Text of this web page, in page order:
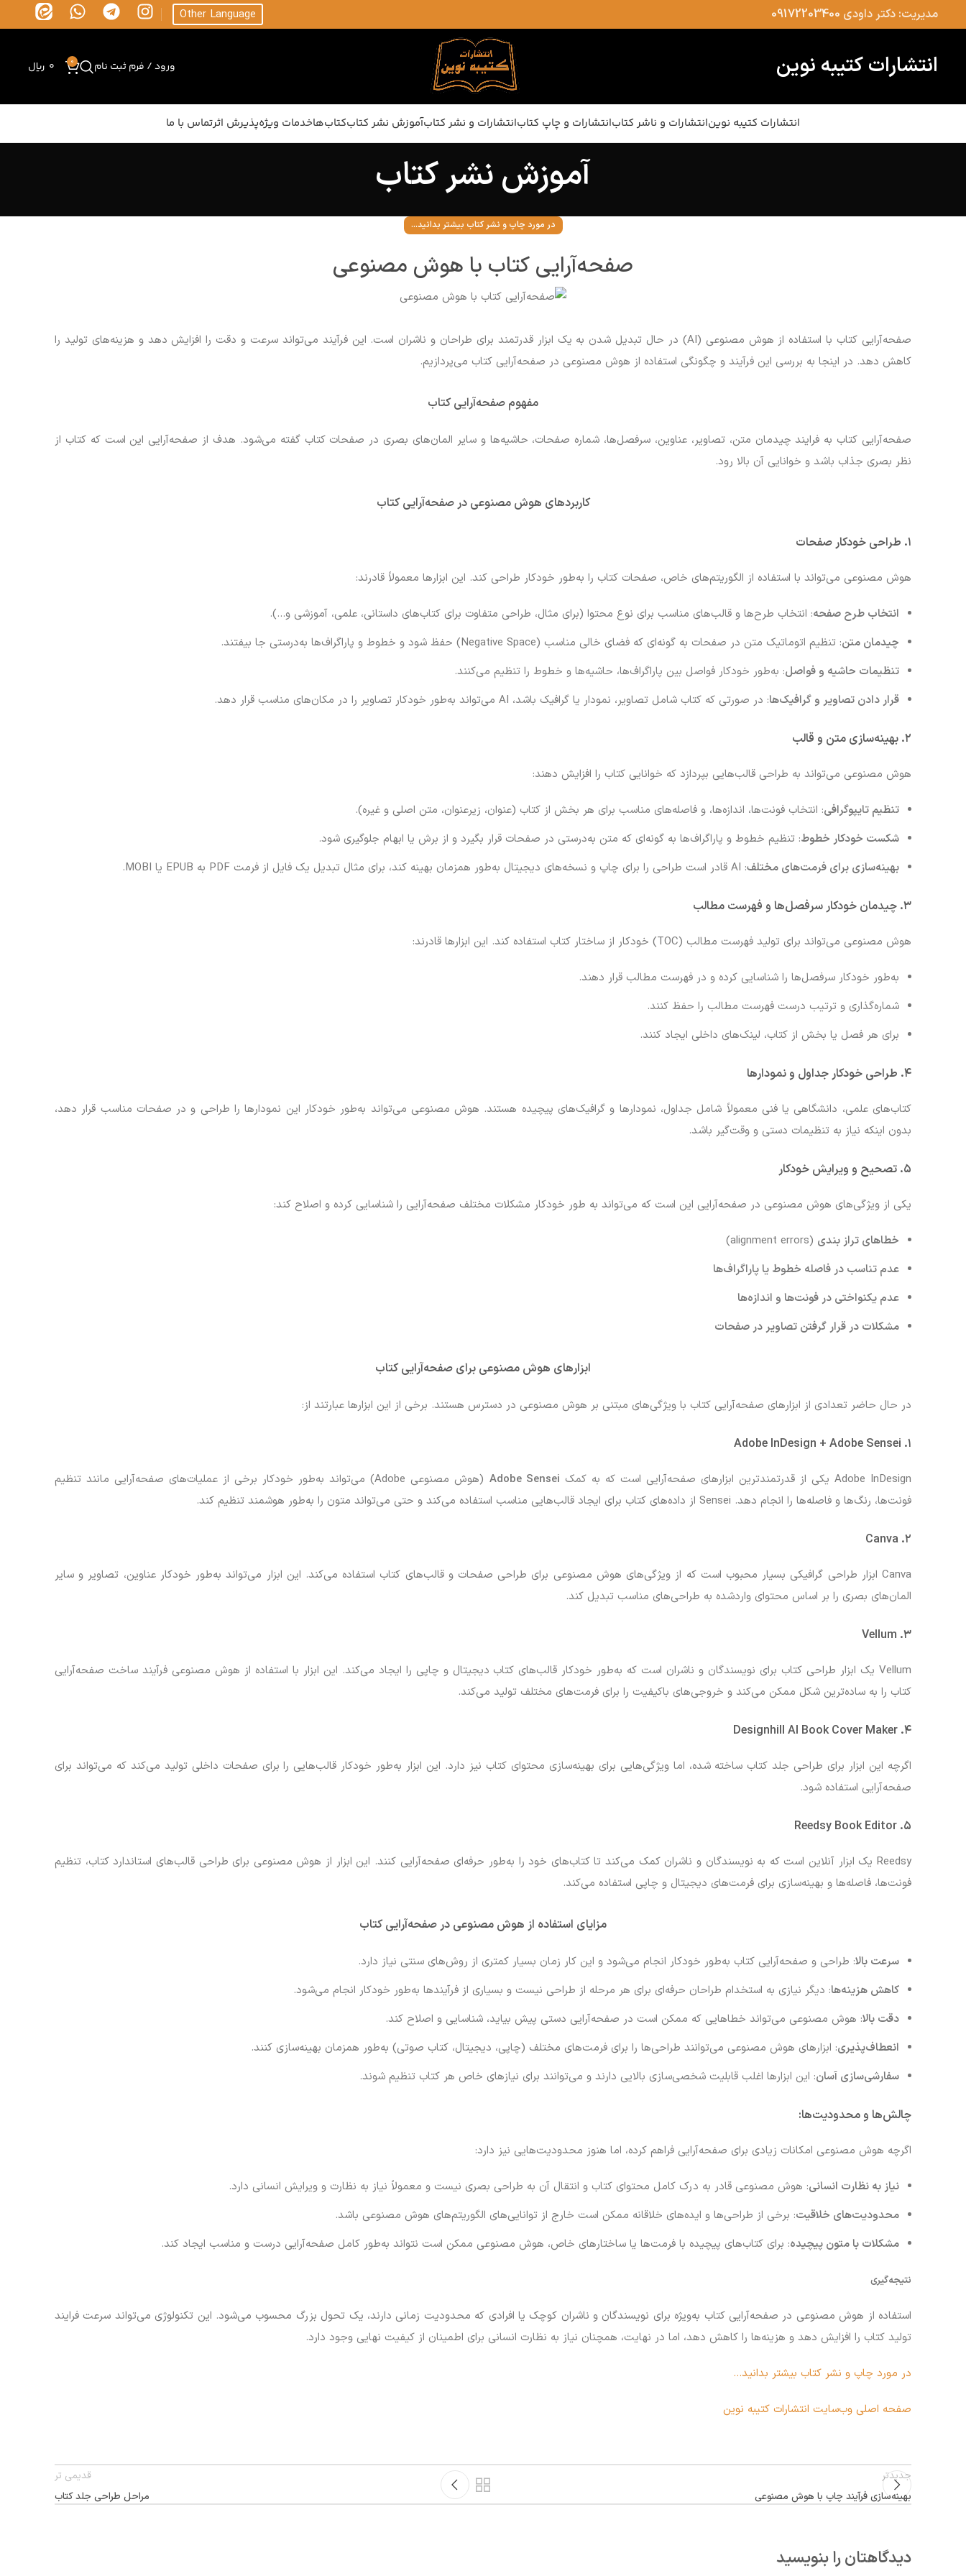
مدیریت: دکتر داودی 09172203400
Other Language
انتشارات کتیبه نوین ورود / فرم ثبت نام 0 ریال 0
انتشارات کتیبه نوینانتشارات و ناشر کتابانتشارات و چاپ کتابانتشارات و نشر کتابآموزش نشر کتابکتاب‌هاخدمات ویژهپذیرش اثرتماس با ما
آموزش نشر کتاب
در مورد چاپ و نشر کتاب بیشتر بدانید...
صفحه‌آرایی کتاب با هوش مصنوعی
صفحه‌آرایی کتاب با استفاده از هوش مصنوعی (AI) در حال تبدیل شدن به یک ابزار قدرتمند برای طراحان و ناشران است. این فرآیند می‌تواند سرعت و دقت را افزایش دهد و هزینه‌های تولید را
کاهش دهد. در اینجا به بررسی این فرآیند و چگونگی استفاده از هوش مصنوعی در صفحه‌آرایی کتاب می‌پردازیم.
مفهوم صفحه‌آرایی کتاب
صفحه‌آرایی کتاب به فرایند چیدمان متن، تصاویر، عناوین، سرفصل‌ها، شماره صفحات، حاشیه‌ها و سایر المان‌های بصری در صفحات کتاب گفته می‌شود. هدف از صفحه‌آرایی این است که کتاب از
نظر بصری جذاب باشد و خوانایی آن بالا رود.
کاربردهای هوش مصنوعی در صفحه‌آرایی کتاب
۱. طراحی خودکار صفحات
هوش مصنوعی می‌تواند با استفاده از الگوریتم‌های خاص، صفحات کتاب را به‌طور خودکار طراحی کند. این ابزارها معمولاً قادرند:
انتخاب طرح صفحه: انتخاب طرح‌ها و قالب‌های مناسب برای نوع محتوا (برای مثال، طراحی متفاوت برای کتاب‌های داستانی، علمی، آموزشی و…).
چیدمان متن: تنظیم اتوماتیک متن در صفحات به گونه‌ای که فضای خالی مناسب (Negative Space) حفظ شود و خطوط و پاراگراف‌ها به‌درستی جا بیفتند.
تنظیمات حاشیه و فواصل: به‌طور خودکار فواصل بین پاراگراف‌ها، حاشیه‌ها و خطوط را تنظیم می‌کنند.
قرار دادن تصاویر و گرافیک‌ها: در صورتی که کتاب شامل تصاویر، نمودار یا گرافیک باشد، AI می‌تواند به‌طور خودکار تصاویر را در مکان‌های مناسب قرار دهد.
۲. بهینه‌سازی متن و قالب
هوش مصنوعی می‌تواند به طراحی قالب‌هایی بپردازد که خوانایی کتاب را افزایش دهند:
تنظیم تایپوگرافی: انتخاب فونت‌ها، اندازه‌ها، و فاصله‌های مناسب برای هر بخش از کتاب (عنوان، زیرعنوان، متن اصلی و غیره).
شکست خودکار خطوط: تنظیم خطوط و پاراگراف‌ها به گونه‌ای که متن به‌درستی در صفحات قرار بگیرد و از برش یا ابهام جلوگیری شود.
بهینه‌سازی برای فرمت‌های مختلف: AI قادر است طراحی را برای چاپ و نسخه‌های دیجیتال به‌طور همزمان بهینه کند، برای مثال تبدیل یک فایل از فرمت PDF به EPUB یا MOBI.
۳. چیدمان خودکار سرفصل‌ها و فهرست مطالب
هوش مصنوعی می‌تواند برای تولید فهرست مطالب (TOC) خودکار از ساختار کتاب استفاده کند. این ابزارها قادرند:
به‌طور خودکار سرفصل‌ها را شناسایی کرده و در فهرست مطالب قرار دهند.
شماره‌گذاری و ترتیب درست فهرست مطالب را حفظ کنند.
برای هر فصل یا بخش از کتاب، لینک‌های داخلی ایجاد کنند.
۴. طراحی خودکار جداول و نمودارها
کتاب‌های علمی، دانشگاهی یا فنی معمولاً شامل جداول، نمودارها و گرافیک‌های پیچیده هستند. هوش مصنوعی می‌تواند به‌طور خودکار این نمودارها را طراحی و در صفحات مناسب قرار دهد،
بدون اینکه نیاز به تنظیمات دستی و وقت‌گیر باشد.
۵. تصحیح و ویرایش خودکار
یکی از ویژگی‌های هوش مصنوعی در صفحه‌آرایی این است که می‌تواند به طور خودکار مشکلات مختلف صفحه‌آرایی را شناسایی کرده و اصلاح کند:
خطاهای تراز بندی (alignment errors)
عدم تناسب در فاصله خطوط یا پاراگراف‌ها
عدم یکنواختی در فونت‌ها و اندازه‌ها
مشکلات در قرار گرفتن تصاویر در صفحات
ابزارهای هوش مصنوعی برای صفحه‌آرایی کتاب
در حال حاضر تعدادی از ابزارهای صفحه‌آرایی کتاب با ویژگی‌های مبتنی بر هوش مصنوعی در دسترس هستند. برخی از این ابزارها عبارتند از:
۱. Adobe InDesign + Adobe Sensei
Adobe InDesign یکی از قدرتمندترین ابزارهای صفحه‌آرایی است که به کمک Adobe Sensei
(هوش مصنوعی Adobe) می‌تواند به‌طور خودکار برخی از عملیات‌های صفحه‌آرایی مانند تنظیم
فونت‌ها، رنگ‌ها و فاصله‌ها را انجام دهد. Sensei از داده‌های کتاب برای ایجاد قالب‌هایی مناسب استفاده می‌کند و حتی می‌تواند متون را به‌طور هوشمند تنظیم کند.
۲. Canva
Canva ابزار طراحی گرافیکی بسیار محبوب است که از ویژگی‌های هوش مصنوعی برای طراحی صفحات و قالب‌های کتاب استفاده می‌کند. این ابزار می‌تواند به‌طور خودکار عناوین، تصاویر و سایر
المان‌های بصری را بر اساس محتوای واردشده به طراحی‌های مناسب تبدیل کند.
۳. Vellum
Vellum یک ابزار طراحی کتاب برای نویسندگان و ناشران است که به‌طور خودکار قالب‌های کتاب دیجیتال و چاپی را ایجاد می‌کند. این ابزار با استفاده از هوش مصنوعی فرآیند ساخت صفحه‌آرایی
کتاب را به ساده‌ترین شکل ممکن می‌کند و خروجی‌های باکیفیت را برای فرمت‌های مختلف تولید می‌کند.
۴. Designhill AI Book Cover Maker
اگرچه این ابزار برای طراحی جلد کتاب ساخته شده، اما ویژگی‌هایی برای بهینه‌سازی محتوای کتاب نیز دارد. این ابزار به‌طور خودکار قالب‌هایی را برای صفحات داخلی تولید می‌کند که می‌تواند برای
صفحه‌آرایی استفاده شود.
۵. Reedsy Book Editor
Reedsy یک ابزار آنلاین است که به نویسندگان و ناشران کمک می‌کند تا کتاب‌های خود را به‌طور حرفه‌ای صفحه‌آرایی کنند. این ابزار از هوش مصنوعی برای طراحی قالب‌های استاندارد کتاب، تنظیم
فونت‌ها، فاصله‌ها و بهینه‌سازی برای فرمت‌های دیجیتال و چاپی استفاده می‌کند.
مزایای استفاده از هوش مصنوعی در صفحه‌آرایی کتاب
سرعت بالا: طراحی و صفحه‌آرایی کتاب به‌طور خودکار انجام می‌شود و این کار زمان بسیار کمتری از روش‌های سنتی نیاز دارد.
کاهش هزینه‌ها: دیگر نیازی به استخدام طراحان حرفه‌ای برای هر مرحله از طراحی نیست و بسیاری از فرآیندها به‌طور خودکار انجام می‌شود.
دقت بالا: هوش مصنوعی می‌تواند خطاهایی که ممکن است در صفحه‌آرایی دستی پیش بیاید، شناسایی و اصلاح کند.
انعطاف‌پذیری: ابزارهای هوش مصنوعی می‌توانند طراحی‌ها را برای فرمت‌های مختلف (چاپی، دیجیتال، کتاب صوتی) به‌طور همزمان بهینه‌سازی کنند.
سفارشی‌سازی آسان: این ابزارها اغلب قابلیت شخصی‌سازی بالایی دارند و می‌توانند برای نیازهای خاص هر کتاب تنظیم شوند.
چالش‌ها و محدودیت‌ها:
اگرچه هوش مصنوعی امکانات زیادی برای صفحه‌آرایی فراهم کرده، اما هنوز محدودیت‌هایی نیز دارد:
نیاز به نظارت انسانی: هوش مصنوعی قادر به درک کامل محتوای کتاب و انتقال آن به طراحی بصری نیست و معمولاً نیاز به نظارت و ویرایش انسانی دارد.
محدودیت‌های خلاقیت: برخی از طراحی‌ها و ایده‌های خلاقانه ممکن است خارج از توانایی‌های الگوریتم‌های هوش مصنوعی باشد.
مشکلات با متون پیچیده: برای کتاب‌های پیچیده با فرمت‌ها یا ساختارهای خاص، هوش مصنوعی ممکن است نتواند به‌طور کامل صفحه‌آرایی درست و مناسب ایجاد کند.
نتیجه‌گیری
استفاده از هوش مصنوعی در صفحه‌آرایی کتاب به‌ویژه برای نویسندگان و ناشران کوچک یا افرادی که محدودیت زمانی دارند، یک تحول بزرگ محسوب می‌شود. این تکنولوژی می‌تواند سرعت فرایند
تولید کتاب را افزایش دهد و هزینه‌ها را کاهش دهد، اما در نهایت، همچنان نیاز به نظارت انسانی برای اطمینان از کیفیت نهایی وجود دارد.
در مورد چاپ و نشر کتاب بیشتر بدانید…
صفحه اصلی وب‌سایت انتشارات کتیبه نوین
جدیدتر
بهینه‌سازی فرآیند چاپ با هوش مصنوعی
قدیمی تر
مراحل طراحی جلد کتاب
دیدگاهتان را بنویسید